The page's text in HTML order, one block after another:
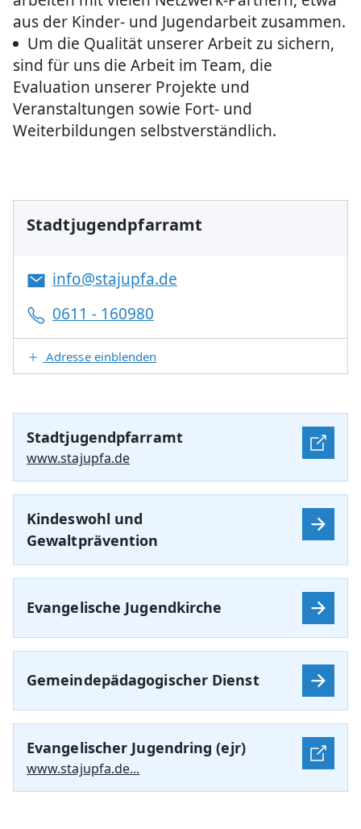
aus der Kinder- und Jugendarbeit zusammen.
Um die Qualität unserer Arbeit zu sichern,
sind für uns die Arbeit im Team, die
Evaluation unserer Projekte und
Veranstaltungen sowie Fort- und
Weiterbildungen selbstverständlich.
Stadtjugendpfarramt
info@stajupfa.de
0611 - 160980
Adresse einblenden
Stadtjugendpfarramt
www.stajupfa.de
Kindeswohl und
Gewaltprävention
Evangelische Jugendkirche
Gemeindepädagogischer Dienst
Evangelischer Jugendring (ejr)
www.stajupfa.de...